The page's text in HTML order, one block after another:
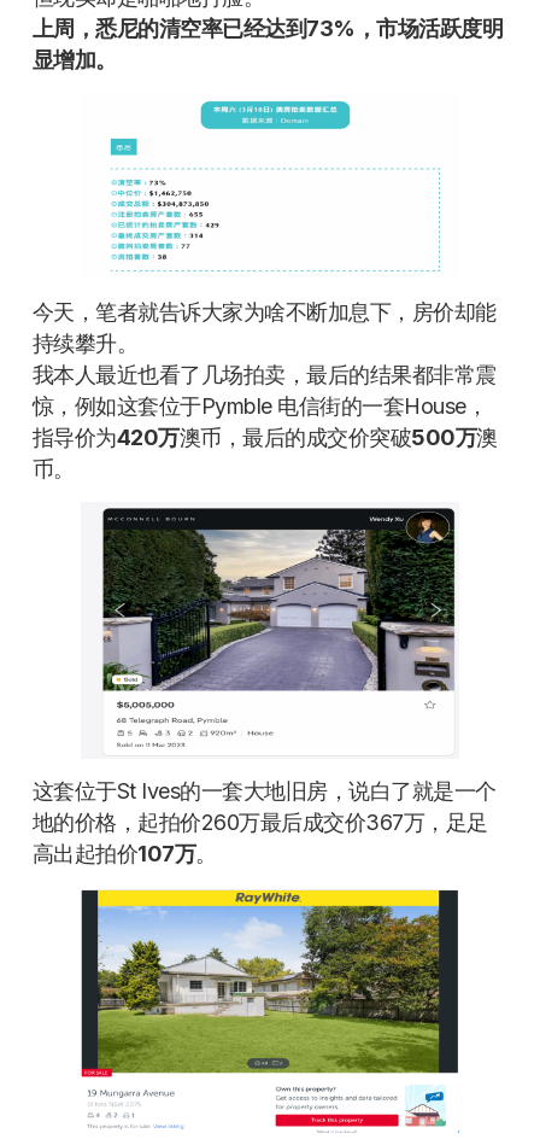
上周，悉尼的清空率已经达到73% ，市场活跃度明
显增加。
今天，笔者就告诉大家为啥不断加息下，房价却能
持续攀升。
我本人最近也看了几场拍卖，最后的结果都非常震
惊，例如这套位于Pymble 电信街的一套House，
指导价为420万澳币，最后的成交价突破500万澳
币。
这套位于St Ives的一套大地旧房，说白了就是一个
地的价格，起拍价260万最后成交价367万，足足
高出起拍价107万。